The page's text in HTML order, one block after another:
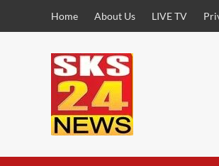
Home About Us LIVE TV